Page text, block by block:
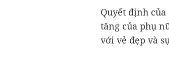
Quyết định
tăng của phụ
với vẻ đẹp và